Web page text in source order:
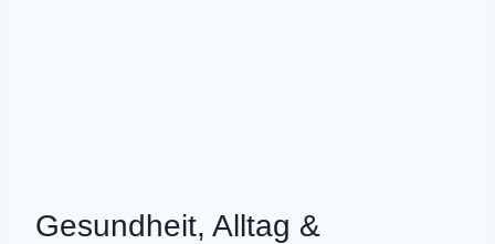
Gesundheit, Alltag &